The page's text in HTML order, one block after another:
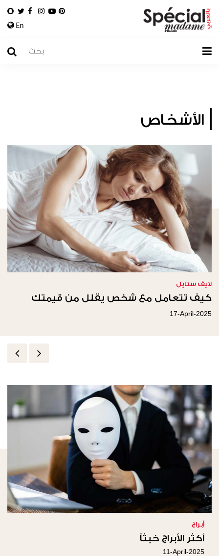
En
الأشخاص
لايف ستايل
كيف تتعامل مع شخص يقلل من قيمتك
17-April-2025
أبراج
أكثر الأبراج خبثاً
11-April-2025